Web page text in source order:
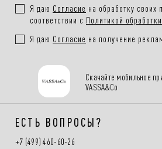
Я даю Согласие на обработку своих
соответствии с Политикой
Я даю Согласие на получение
Скачайте мобильное
VASSA&Co
ЕСТЬ ВОПРОСЫ?
+7 (499) 460-60-26